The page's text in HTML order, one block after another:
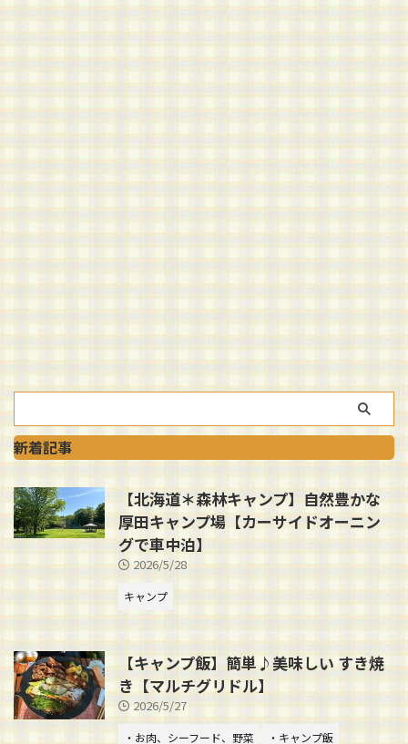
新着記事
【北海道＊森林キャンプ】自然豊かな
厚田キャンプ場【カーサイドオーニン
グで車中泊】
2026/5/28
キャンプ
【キャンプ飯】簡単♪美味しい すき焼
き【マルチグリドル】
2026/5/27
・お肉、シーフード、野菜 ・キャンプ飯